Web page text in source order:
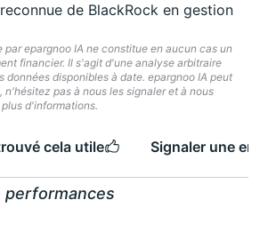
de BlackRock en gestion
par epargnoo IA ne constitue en aucun cas un
financier. Il s'agit d'une analyse arbitraire
données disponibles à date. epargnoo IA peut
n'hésitez pas à nous les signaler et à nous
d'informations.
cela utile Signaler une
performances